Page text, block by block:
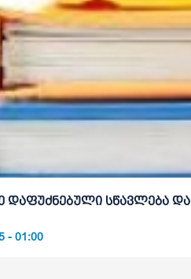
დაფუძნებული სწავლება და
- 01:00